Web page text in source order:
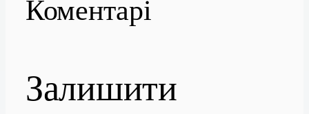
Коментарі
Залишити